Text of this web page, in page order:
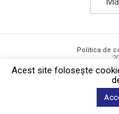
Politica de
Acest site foloseşte